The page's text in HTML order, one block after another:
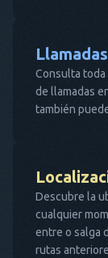
Consulta toda
de llamadas
también
Descubre la
cualquier
entre o salga
rutas